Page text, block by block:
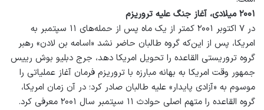
۲۰۰۱ میلادی، آغاز جنگ علیه تروریزم
در ۷ اکتوبر ۲۰۰۱ کمتر از یک ماه پس از حمله‌های ۱۱ سپتمبر به
امریکا، پس از این‌که گروه طالبان حاضر نشد «اسامه بن لادن» رهبر
گروه تروریستی القاعده را تحویل امریکا دهد، جرج دبلیو بوش رییس‌
جمهور وقت امریکا به بهانه مبارزه با تروریزم فرمان آغاز عملیاتی را
موسوم به «آزادی پایدار» علیه طالبان صادر کرد؛ در آن زمان امریکا،
گروه القاعده را متهم اصلی حوادث ۱۱ سپتمبر سال ۲۰۰۱ معرفی کرد.